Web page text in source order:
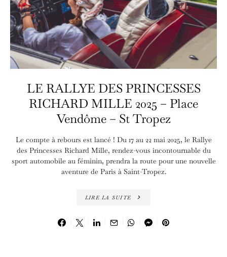
LE RALLYE DES PRINCESSES
RICHARD MILLE 2025 – Place
Vendôme – St Tropez
Le compte à rebours est lancé ! Du 17 au 22 mai 2025, le Rallye
des Princesses Richard Mille, rendez-vous incontournable du
sport automobile au féminin, prendra la route pour une nouvelle
aventure de Paris à Saint-Tropez.
LIRE LA SUITE